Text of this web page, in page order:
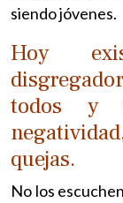
siendo jóvenes.
Hoy
todos y
quejas.
No los